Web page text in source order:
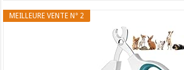
MEILLEURE VENTE N° 2